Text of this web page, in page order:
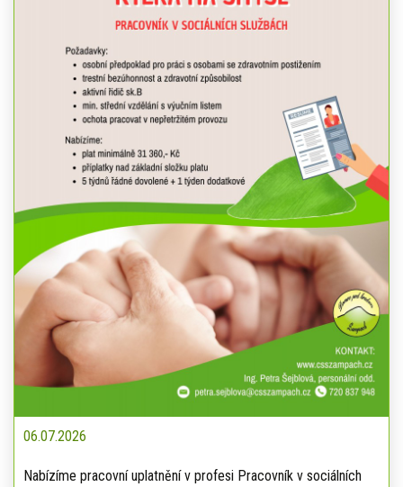
06.07.2026
Nabízíme pracovní uplatnění v profesi Pracovník v sociálních